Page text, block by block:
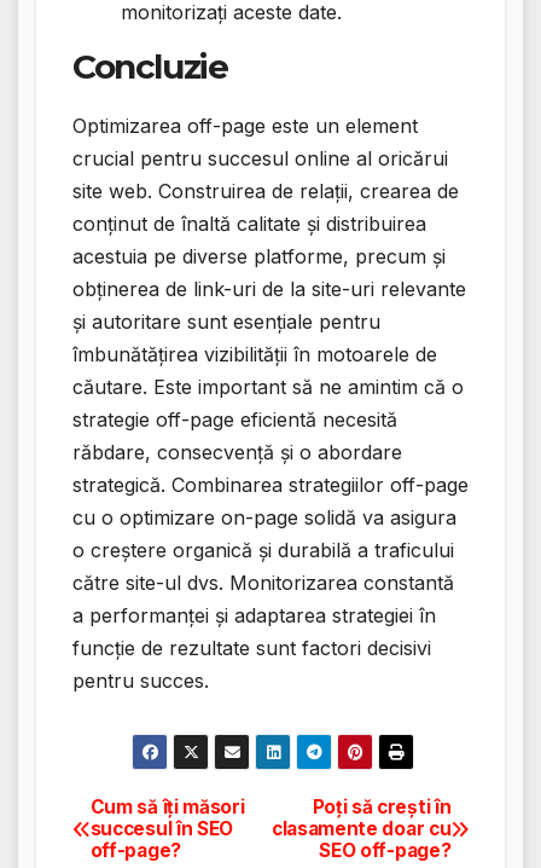
monitorizați aceste date.
Concluzie
Optimizarea off-page este un element
crucial pentru succesul online al oricărui
site web. Construirea de relații, crearea de
conținut de înaltă calitate și distribuirea
acestuia pe diverse platforme, precum și
obținerea de link-uri de la site-uri relevante
și autoritare sunt esențiale pentru
îmbunătățirea vizibilității în motoarele de
căutare. Este important să ne amintim că o
strategie off-page eficientă necesită
răbdare, consecvență și o abordare
strategică. Combinarea strategiilor off-page
cu o optimizare on-page solidă va asigura
o creștere organică și durabilă a traficului
către site-ul dvs. Monitorizarea constantă
a performanței și adaptarea strategiei în
funcție de rezultate sunt factori decisivi
pentru succes.
Navigare
Poți să crești în
clasamente doar cu
SEO off-page?
Cum să îți măsori
succesul în SEO
off-page?